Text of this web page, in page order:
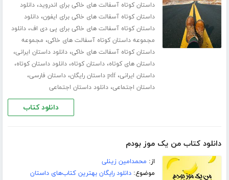
داستان کوتاه آسفالت های خاکی برای اندروید،دانلود
داستان کوتاه آسفالت های خاکی برای ایفون،دانلود
داستان کوتاه آسفالت های خاکی برای پی دی اف،دانلود
مجموعه داستان کوتاه آسفالت های خاکی، مجموعه
داستان کوتاه آسفالت های خاکی،دانلود داستان ایرانی،
داستان های کوتاه،داستان کوتاه،دانلود داستان کوتاه،
داستان ایرانی،pdf داستان رایگان ،داستان فارسی،
داستان اجتماعی،دانلود داستان اجتماعی
دانلود کتاب
دانلود کتاب من یک موز بودم
از: محمدامین زینلی
موضوع:دانلود رایگان بهترین کتاب‌های داستان